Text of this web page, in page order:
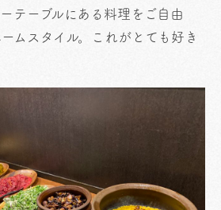
テーブルにある料理をご自由
ムスタイル。これがとても好き